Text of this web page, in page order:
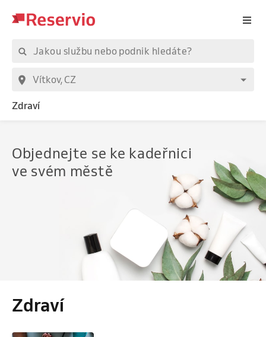
Zdraví
Objednejte se ke kadeřnici
ve svém městě
Zdraví